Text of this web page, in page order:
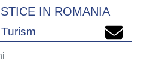
IN ROMANIA
Turism